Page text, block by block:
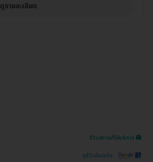
ดูรายละเอียด
รีวิวสถานที่ให้บริการ 🏥
ดูรีวิวต้นฉบับ